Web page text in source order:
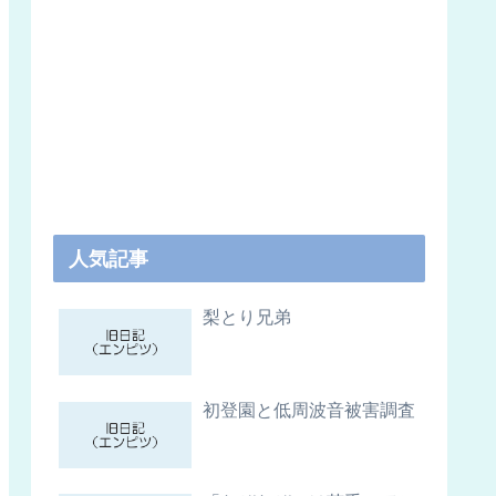
人気記事
梨とり兄弟
初登園と低周波音被害調査